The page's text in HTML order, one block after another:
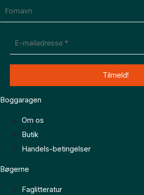
Boggaragen
Om os
Butik
Handels-betingelser
Bøgerne
Faglitteratur